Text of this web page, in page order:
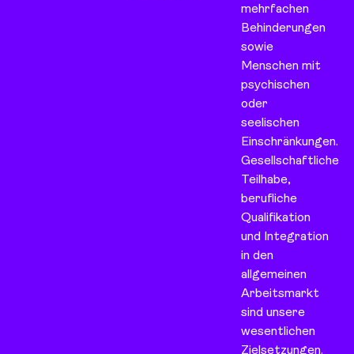
mehrfachen
Behinderungen
sowie
Menschen mit
psychischen
oder
seelischen
Einschränkungen.
Gesellschaftliche
Teilhabe,
berufliche
Qualifikation
und Integration
in den
allgemeinen
Arbeitsmarkt
sind unsere
wesentlichen
Zielsetzungen.